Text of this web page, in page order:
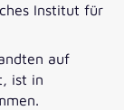
Institut für
auf
ist in